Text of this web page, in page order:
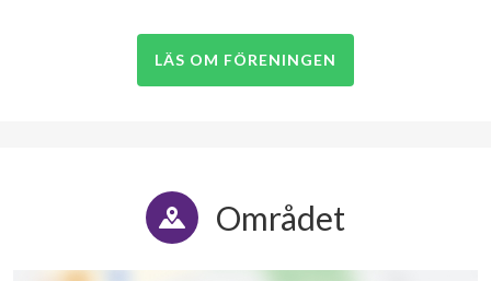
LÄS OM FÖRENINGEN
Området